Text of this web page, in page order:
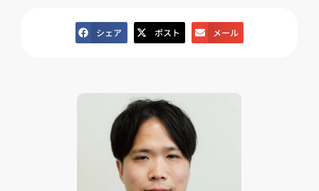
シェア ポスト メール